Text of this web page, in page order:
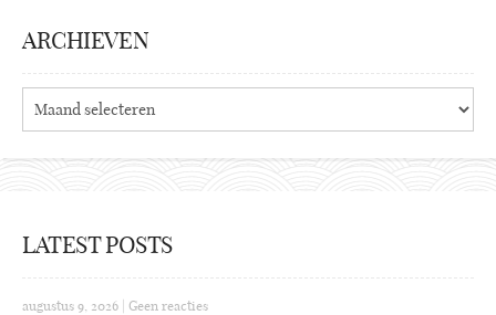
ARCHIEVEN
Archieven
LATEST POSTS
augustus 9, 2026 Geen reacties